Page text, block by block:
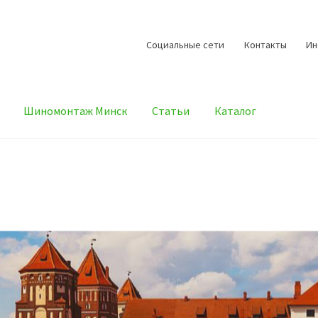
Cоциальные сети Контакты
Шиномонтаж Минск Статьи Каталог